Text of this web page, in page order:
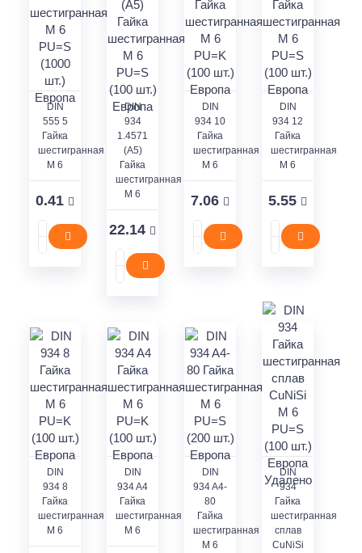
DIN
555 5
Гайка
шестигранная
M 6
0.41
DIN
934
1.4571
(A5)
Гайка
шестигранная
M 6
22.14
DIN
934 10
Гайка
шестигранная
M 6
7.06
DIN
934 12
Гайка
шестигранная
M 6
5.55
DIN
934 8
Гайка
шестигранная
M 6
DIN
934 A4
Гайка
шестигранная
M 6
DIN
934 A4-
80
Гайка
шестигранная
M 6
DIN
934
Гайка
шестигранная
сплав
CuNiSi